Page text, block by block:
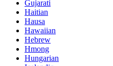
Gujarati
Haitian
Hausa
Hawaiian
Hebrew
Hmong
Hungarian